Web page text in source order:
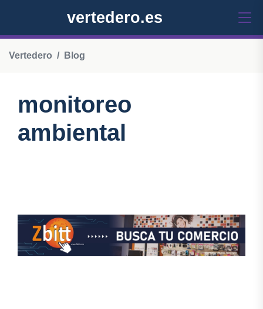
vertedero.es
Vertedero Blog
monitoreo
ambiental